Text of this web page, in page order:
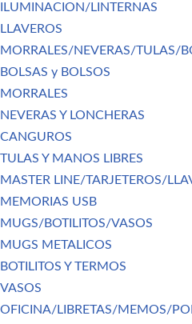
ILUMINACION/LINTERNAS
LLAVEROS
MORRALES/NEVERAS/TULAS/
BOLSAS y BOLSOS
MORRALES
NEVERAS Y LONCHERAS
CANGUROS
TULAS Y MANOS LIBRES
MASTER LINE/TARJETEROS/
MEMORIAS USB
MUGS/BOTILITOS/VASOS
MUGS METALICOS
BOTILITOS Y TERMOS
VASOS
OFICINA/LIBRETAS/MEMOS/